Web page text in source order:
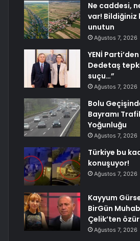
Ne caddesi,
var! Bildiğiniz
unutun
Ağustos 7, 2026
YENİ
Dedetaş
suçu…”
Ağustos 7, 2026
Bolu
Bayramı
Yoğunluğu
Ağustos 7, 2026
Türkiye bu
konuşuyor!
Ağustos 7, 2026
Kayyum
BirGün
Çelik’ten
Ağustos 7, 2026